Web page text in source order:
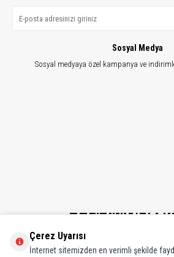
Sosyal Medya
Sosyal medyaya özel kampanya ve
Çerez Uyarısı
İnternet sitemizden en verimli şekilde